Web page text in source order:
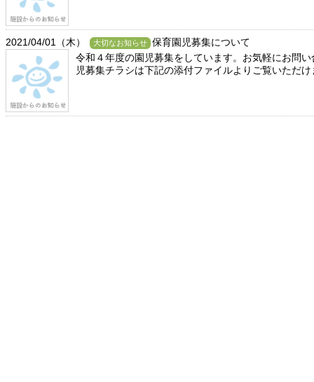
2021/04/01（木） 大切なお知らせ 保育園児募集について
令和４年度の園児募集をしています。お気軽にお問
児募集チラシは下記の添付ファイルよりご覧いただけ